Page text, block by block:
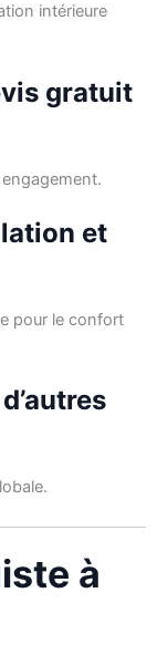
intérieure
gratuit
et
pour le confort
à